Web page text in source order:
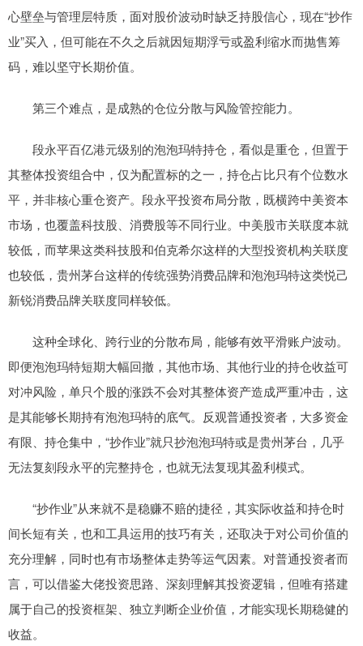
心壁垒与管理层特质，面对股价波动时缺乏持股信心，现在“抄作
业”买入，但可能在不久之后就因短期浮亏或盈利缩水而抛售筹
码，难以坚守长期价值。
第三个难点，是成熟的仓位分散与风险管控能力。
段永平百亿港元级别的泡泡玛特持仓，看似是重仓，但置于
其整体投资组合中，仅为配置标的之一，持仓占比只有个位数水
平，并非核心重仓资产。段永平投资布局分散，既横跨中美资本
市场，也覆盖科技股、消费股等不同行业。中美股市关联度本就
较低，而苹果这类科技股和伯克希尔这样的大型投资机构关联度
也较低，贵州茅台这样的传统强势消费品牌和泡泡玛特这类悦己
新锐消费品牌关联度同样较低。
这种全球化、跨行业的分散布局，能够有效平滑账户波动。
即便泡泡玛特短期大幅回撤，其他市场、其他行业的持仓收益可
对冲风险，单只个股的涨跌不会对其整体资产造成严重冲击，这
是其能够长期持有泡泡玛特的底气。反观普通投资者，大多资金
有限、持仓集中，“抄作业”就只抄泡泡玛特或是贵州茅台，几乎
无法复刻段永平的完整持仓，也就无法复现其盈利模式。
“抄作业”从来就不是稳赚不赔的捷径，其实际收益和持仓时
间长短有关，也和工具运用的技巧有关，还取决于对公司价值的
充分理解，同时也有市场整体走势等运气因素。对普通投资者而
言，可以借鉴大佬投资思路、深刻理解其投资逻辑，但唯有搭建
属于自己的投资框架、独立判断企业价值，才能实现长期稳健的
收益。